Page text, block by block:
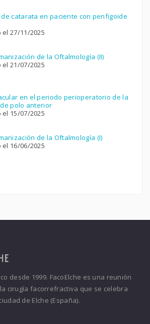
de catarata en paciente con penfigoide
el 27/11/2025
de la Oftalmología (II)
el 21/07/2025
en el periodo perioperatorio de la
polo anterior
el 15/07/2025
de la Oftalmología (I)
el 16/06/2025
desde 1999. FacoElche es una reunión
cirugía facorrefractiva que se celebra
de Elche (España).